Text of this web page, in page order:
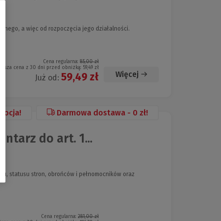
a więc od rozpoczęcia jego działalności.
Cena regularna: 85,00 zł
cena z 30 dni przed obniżką: 59,49 zł
Już od: 59,49 zł Więcej
Darmowa dostawa - 0 zł!
do art. 1...
statusu stron, obrońców i pełnomocników oraz
Cena regularna: 281,00 zł